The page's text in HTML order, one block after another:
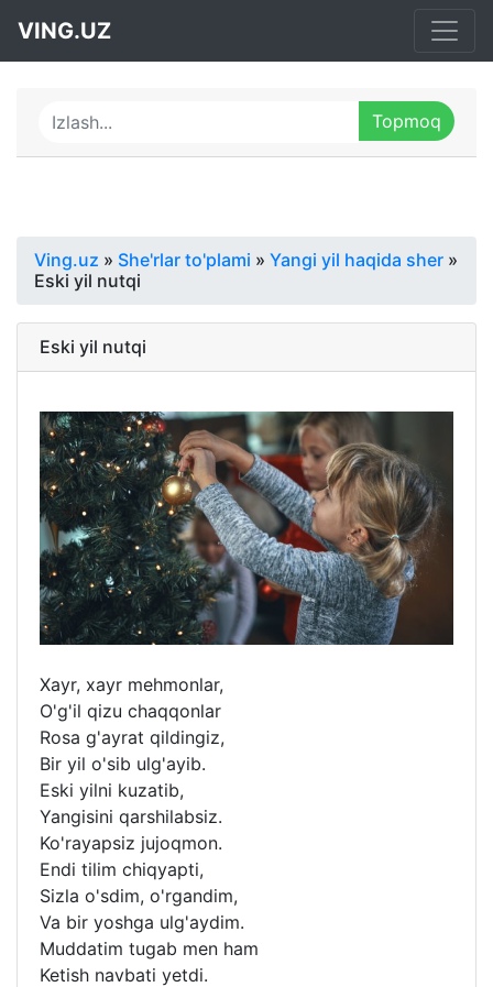
VING.UZ
Ving.uz » She'rlar to'plami » Yangi yil haqida sher »
Eski yil nutqi
Eski yil nutqi
Xayr, xayr mehmonlar,
O'g'il qizu chaqqonlar
Rosa g'ayrat qildingiz,
Bir yil o'sib ulg'ayib.
Eski yilni kuzatib,
Yangisini qarshilabsiz.
Ko'rayapsiz jujoqmon.
Endi tilim chiqyapti,
Sizla o'sdim, o'rgandim,
Va bir yoshga ulg'aydim.
Muddatim tugab men ham
Ketish navbati yetdi.